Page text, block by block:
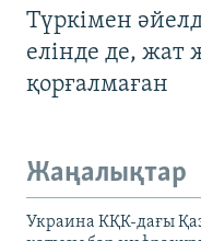
Түркімен
елінде де, жат
қорғалмаған
Жаңалықтар
Украина КҚК-дағы